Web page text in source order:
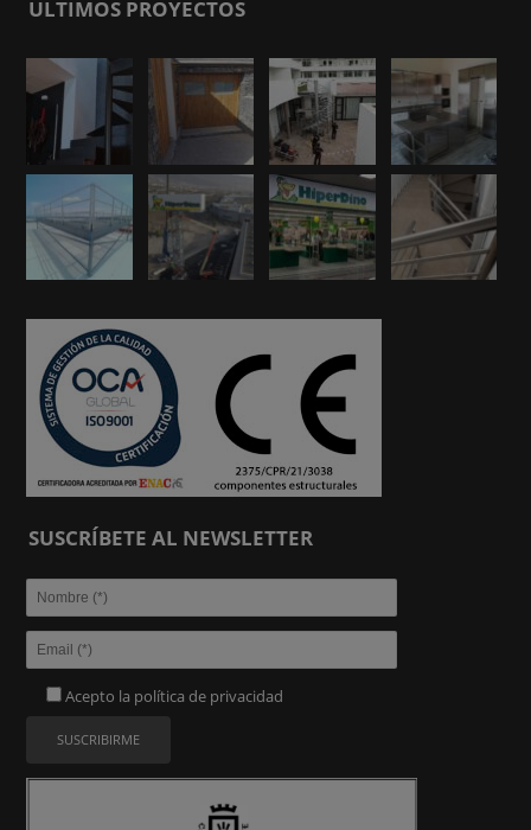
ULTIMOS PROYECTOS
SUSCRÍBETE AL NEWSLETTER
Acepto la política de privacidad